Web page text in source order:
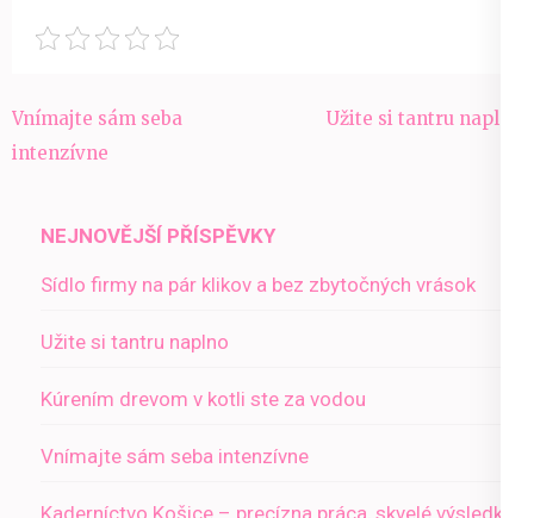
Navigace
pro
Vnímajte sám seba
intenzívne
Užite si tantru naplno
NEJNOVĚJŠÍ PŘÍSPĚVKY
Sídlo firmy na pár klikov a bez zbytočných vrások
Užite si tantru naplno
Kúrením drevom v kotli ste za vodou
Vnímajte sám seba intenzívne